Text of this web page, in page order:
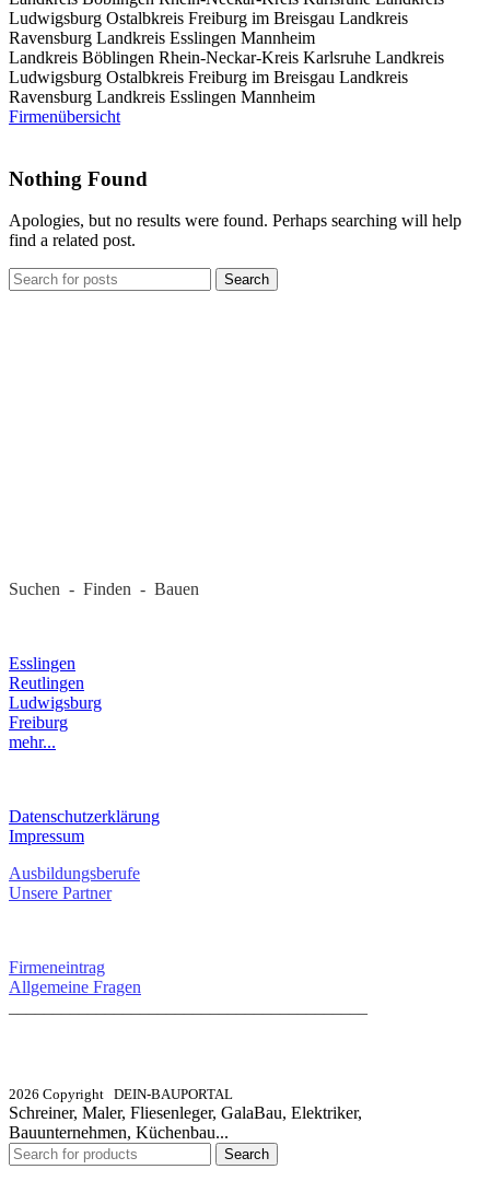
Ludwigsburg Ostalbkreis Freiburg im Breisgau Landkreis
Ravensburg Landkreis Esslingen Mannheim
Landkreis Böblingen Rhein-Neckar-Kreis Karlsruhe Landkreis
Ludwigsburg Ostalbkreis Freiburg im Breisgau Landkreis
Ravensburg Landkreis Esslingen Mannheim
Firmenübersicht
Nothing Found
Apologies, but no results were found. Perhaps searching will help
find a related post.
Search
Suchen - Finden - Bauen
Esslingen
Reutlingen
Ludwigsburg
Freiburg
mehr...
Datenschutzerklärung
Impressum
Ausbildungsberufe
Unsere Partner
Firmeneintrag
Allgemeine Fragen
2026 Copyright DEIN-BAUPORTAL
Schreiner, Maler, Fliesenleger, GalaBau, Elektriker,
Bauunternehmen, Küchenbau...
Search